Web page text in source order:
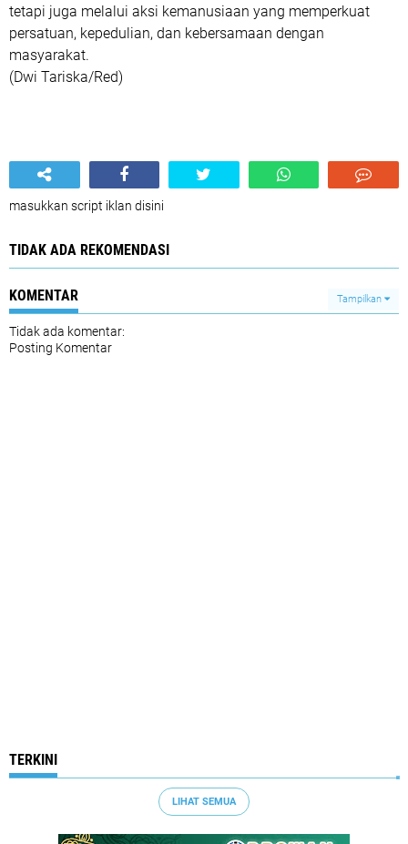
tetapi juga melalui aksi kemanusiaan yang memperkuat
persatuan, kepedulian, dan kebersamaan dengan
masyarakat.
(Dwi Tariska/Red)
masukkan script iklan disini
TIDAK ADA REKOMENDASI
KOMENTAR Tampilkan
Tidak ada komentar:
Posting Komentar
TERKINI
LIHAT SEMUA